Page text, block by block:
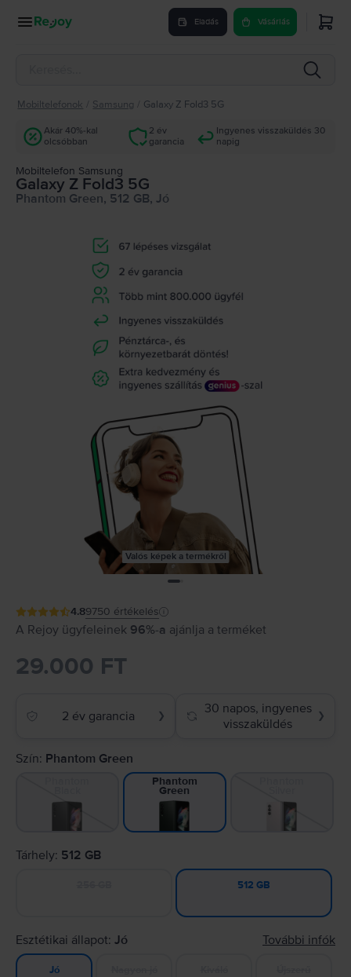
Eladás Vásárlás
Mobiltelefonok Samsung Galaxy Z Fold3 5G
Akár 40%-kal
olcsóbban
2 év
garancia
Ingyenes visszaküldés 30
napig
Mobiltelefon Samsung
Galaxy Z Fold3 5G
Phantom Green, 512 GB, Jó
Valós képek a termékről
4.89750 értékelés
A Rejoy ügyfeleinek 96%-a ajánlja a terméket
29.000 FT
2 év garancia ❯
30 napos, ingyenes
visszaküldés
❯
Szín: Phantom Green
Phantom
Green
Tárhely: 512 GB
512 GB
Esztétikai állapot: Jó További infók
Jó